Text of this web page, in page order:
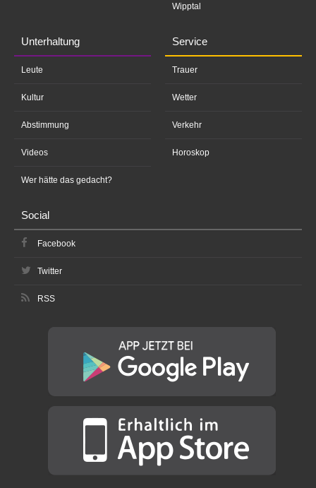
Wipptal
Unterhaltung
Leute
Kultur
Abstimmung
Videos
Wer hätte das gedacht?
Service
Trauer
Wetter
Verkehr
Horoskop
Social
Facebook
Twitter
RSS